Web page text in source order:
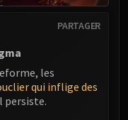
PARTAGER
les
qui inflige des
persiste.